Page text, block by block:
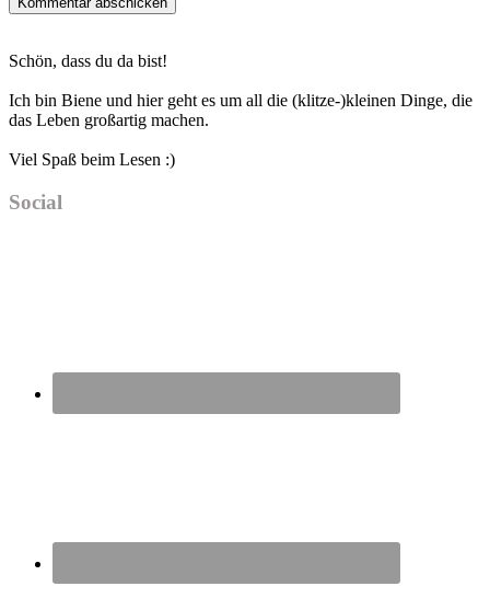
Sidebar
Schön, dass du da bist!
Ich bin Biene und hier geht es um all die (klitze-)kleinen Dinge, die
das Leben großartig machen.
Viel Spaß beim Lesen :)
Social